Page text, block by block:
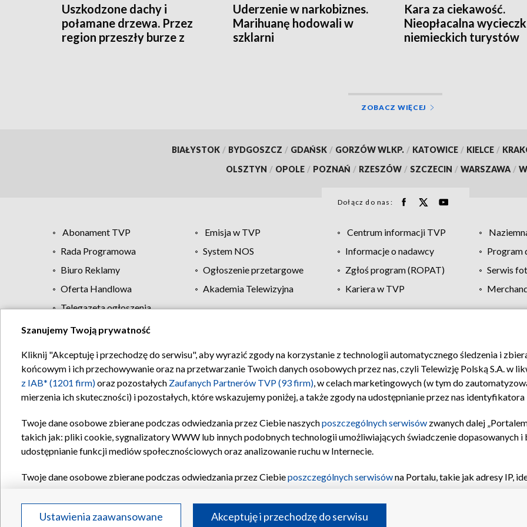
Uszkodzone dachy i
połamane drzewa. Przez
region przeszły burze z
Uderzenie w narkobiznes.
Marihuanę hodowali w
szklarni
Kara za ciekawość.
Nieopłacalna
niemieckich turystów
ZOBACZ WIĘCEJ
BIAŁYSTOK / BYDGOSZCZ / GDAŃSK / GORZÓW WLKP. / KATOWICE / KIELCE /
OLSZTYN / OPOLE / POZNAŃ / RZESZÓW / SZCZECIN / WARSZAWA /
Dołącz do nas:
Abonament TVP Emisja w TVP Centrum informacji TVP
Rada Programowa
System NOS Informacje o nadawcy
Program
Biuro Reklamy
Ogłoszenie przetargowe Zgłoś program (ROPAT)
Serwis
Oferta Handlowa
Akademia Telewizyjna Kariera w TVP
Telegazeta ogłoszenia
Regulamin TVP Polityka prywatności Moje zgody Pomoc Biuro
Szanujemy Twoją prywatność
Kliknij "Akceptuję i przechodzę do serwisu", aby wyrazić zgody na korzystanie z technologii automatycznego śledzenia i
końcowym i ich przechowywanie oraz na przetwarzanie Twoich danych osobowych przez nas, czyli Telewizję Polską S.A. w
z IAB* (1201 firm)oraz pozostałych Zaufanych Partnerów TVP (93 firm), w celach marketingowych (w tym do
mierzenia ich skuteczności) i pozostałych, które wskazujemy poniżej, a także zgody na udostępnianie przez nas
Twoje dane osobowe zbierane podczas odwiedzania przez Ciebie naszychposzczególnych serwisów zwanych dalej
takich jak: pliki cookie, sygnalizatory WWW lub innych podobnych technologii umożliwiających świadczenie dopasowanych i
udostępnianie funkcji mediów społecznościowych oraz analizowanie ruchu w Internecie.
Twoje dane osobowe zbierane podczas odwiedzania przez Ciebieposzczególnych serwisówna Portalu, takie jak adresy IP,
Partnerów TVPdla realizacji następujących celów i funkcji: przechowywania informacji na urządzeniu lub dostęp do nich,
reklam, tworzenia profilu spersonalizowanych reklam, tworzenia profilu spersonalizowanych treści, wyboru
Ustawienia zaawansowane Akceptuję i przechodzę do serwisu